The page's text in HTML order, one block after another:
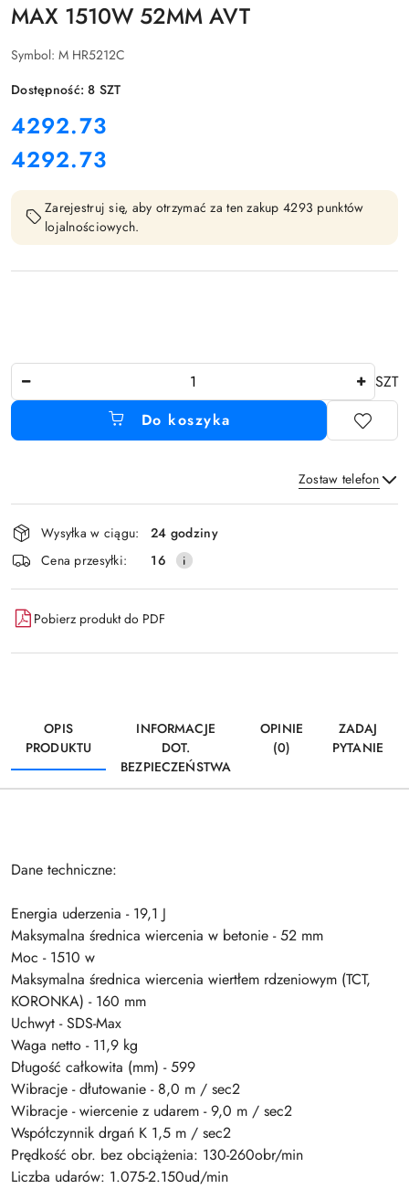
MAX 1510W 52MM AVT
Symbol: M HR5212C
Dostępność:8 SZT
cena:
4292.73
Cena:
4292.73
Zarejestruj się, aby otrzymać za ten zakup 4293 punktów
lojalnościowych.
SZT
Do koszyka
Zostaw telefon
Wyślij
Dostępność
i
dostawa
Wysyłka w ciągu:
24 godziny
Cena przesyłki:
16
Pobierz produkt do PDF
OPIS
PRODUKTU
INFORMACJE
DOT.
BEZPIECZEŃSTWA
OPINIE
(0)
ZADAJ
PYTANIE
Dane techniczne:
Energia uderzenia - 19,1 J
Maksymalna średnica wiercenia w betonie - 52 mm
Moc - 1510 w
Maksymalna średnica wiercenia wiertłem rdzeniowym (TCT,
KORONKA) - 160 mm
Uchwyt - SDS-Max
Waga netto - 11,9 kg
Długość całkowita (mm) - 599
Wibracje - dłutowanie - 8,0 m / sec2
Wibracje - wiercenie z udarem - 9,0 m / sec2
Współczynnik drgań K 1,5 m / sec2
Prędkość obr. bez obciążenia: 130-260obr/min
Liczba udarów: 1.075-2.150ud/min